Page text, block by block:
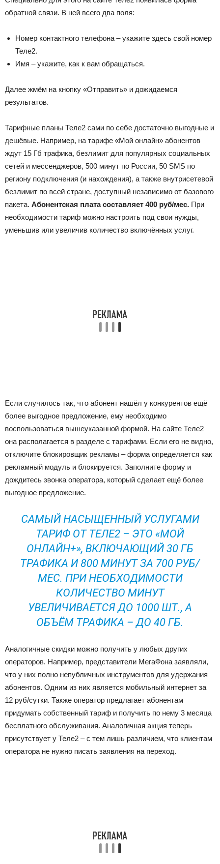
обратной связи. В ней всего два поля:
Номер контактного телефона – укажите здесь свой номер
Теле2.
Имя – укажите, как к вам обращаться.
Далее жмём на кнопку «Отправить» и дожидаемся
результатов.
Тарифные планы Теле2 сами по себе достаточно выгодные и
дешёвые. Например, на тарифе «Мой онлайн» абонентов
ждут 15 Гб трафика, безлимит для популярных социальных
сетей и мессенджеров, 500 минут по России, 50 SMS по
региону подключения (и нахождения), а также внутрисетевой
безлимит по всей стране, доступный независимо от базового
пакета. Абонентская плата составляет 400 руб/мес. При
необходимости тариф можно настроить под свои нужды,
уменьшив или увеличив количество включённых услуг.
Если случилось так, что абонент нашёл у конкурентов ещё
более выгодное предложение, ему необходимо
воспользоваться вышеуказанной формой. На сайте Теле2
она располагается в разделе с тарифами. Если его не видно,
отключите блокировщик рекламы – форма определяется как
рекламный модуль и блокируется. Заполните форму и
дождитесь звонка оператора, который сделает ещё более
выгодное предложение.
САМЫЙ НАСЫЩЕННЫЙ УСЛУГАМИ
ТАРИФ ОТ ТЕЛЕ2 – ЭТО «МОЙ
ОНЛАЙН+», ВКЛЮЧАЮЩИЙ 30 ГБ
ТРАФИКА И 800 МИНУТ ЗА 700 РУБ/
МЕС. ПРИ НЕОБХОДИМОСТИ
КОЛИЧЕСТВО МИНУТ
УВЕЛИЧИВАЕТСЯ ДО 1000 ШТ., А
ОБЪЁМ ТРАФИКА – ДО 40 ГБ.
Аналогичные скидки можно получить у любых других
операторов. Например, представители МегаФона заявляли,
что у них полно непубличных инструментов для удержания
абонентов. Одним из них является мобильный интернет за
12 руб/сутки. Также оператор предлагает абонентам
придумать собственный тариф и получить по нему 3 месяца
бесплатного обслуживания. Аналогичная акция теперь
присутствует у Теле2 – с тем лишь различием, что клиентам
оператора не нужно писать заявления на переход.